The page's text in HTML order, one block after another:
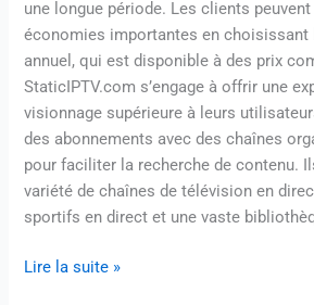
une longue période. Les clients peuvent
économies importantes en choisissant
annuel, qui est disponible à des prix
StaticIPTV.com s’engage à offrir une
visionnage supérieure à leurs
des abonnements avec des chaînes
pour faciliter la recherche de contenu.
variété de chaînes de télévision en
sportifs en direct et une vaste
Lire la suite »